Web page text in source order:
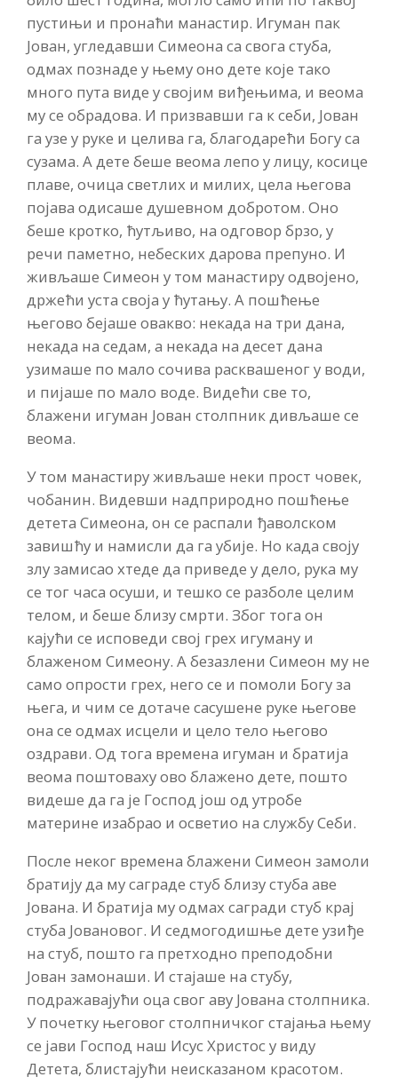
пустињи и пронаћи манастир. Игуман пак
Јован, угледавши Симеона са свога стуба,
одмах познаде у њему оно дете које тако
много пута виде у својим виђењима, и веома
му се обрадова. И призвавши га к себи, Јован
га узе у руке и целива га, благодарећи Богу са
сузама. А дете беше веома лепо у лицу, косице
плаве, очица светлих и милих, цела његова
појава одисаше душевном добротом. Оно
беше кротко, ћутљиво, на одговор брзо, у
речи паметно, небеских дарова препуно. И
живљаше Симеон у том манастиру одвојено,
држећи уста своја у ћутању. А пошћење
његово бејаше овакво: некада на три дана,
некада на седам, а некада на десет дана
узимаше по мало сочива расквашеног у води,
и пијаше по мало воде. Видећи све то,
блажени игуман Јован столпник дивљаше се
веома.
У том манастиру живљаше неки прост човек,
чобанин. Видевши надприродно пошћење
детета Симеона, он се распали ђаволском
завишћу и намисли да га убије. Но када своју
злу замисао хтеде да приведе у дело, рука му
се тог часа осуши, и тешко се разболе целим
телом, и беше близу смрти. Због тога он
кајући се исповеди свој грех игуману и
блаженом Симеону. А безазлени Симеон му не
само опрости грех, него се и помоли Богу за
њега, и чим се дотаче сасушене руке његове
она се одмах исцели и цело тело његово
оздрави. Од тога времена игуман и братија
веома поштоваху ово блажено дете, пошто
видеше да га је Господ још од утробе
материне изабрао и осветио на службу Себи.
После неког времена блажени Симеон замоли
братију да му саграде стуб близу стуба аве
Јована. И братија му одмах сагради стуб крај
стуба Јовановог. И седмогодишње дете узиђе
на стуб, пошто га претходно преподобни
Јован замонаши. И стајаше на стубу,
подражавајући оца свог аву Јована столпника.
У почетку његовог столпничког стајања њему
се јави Господ наш Исус Христос у виду
Детета, блистајући неисказаном красотом.